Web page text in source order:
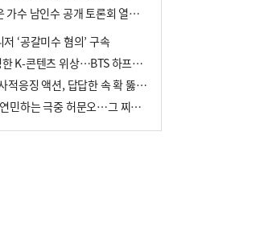
친일 논란 빚은 가수 남인수 공개 토론회 열린다.
‘공갈미수 혐의’ 구속
월드컵서 증명한 K-콘텐츠 위상…BTS 하프타임쇼·정호연 트로피 세리머니
‘무법중년’의 사적응징 액션, 답답한 속 확 뚫어주네
“자기 고통만 연민하는 극중 허문오…그 찌질함까지 안아주고파”